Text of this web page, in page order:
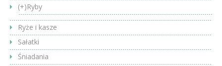
(+)Ryby
Ryże i kasze
Sałatki
Śniadania